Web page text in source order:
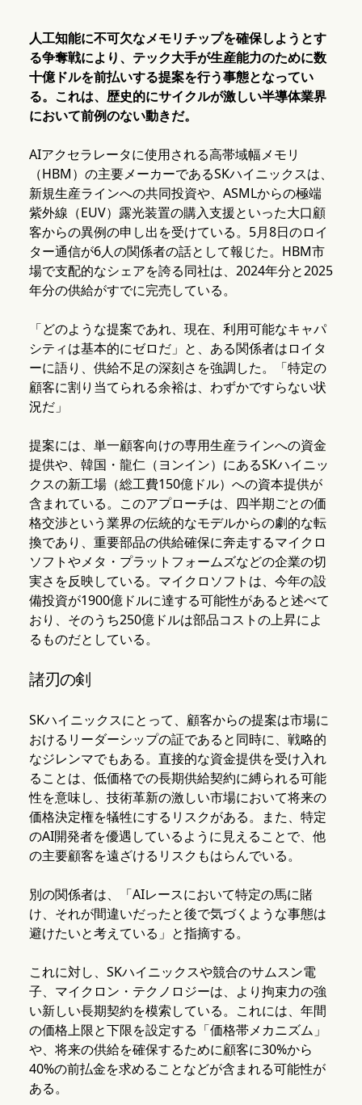
人工知能に不可欠なメモリチップを確保しようとす
る争奪戦により、テック大手が生産能力のために数
十億ドルを前払いする提案を行う事態となってい
る。これは、歴史的にサイクルが激しい半導体業界
において前例のない動きだ。
AIアクセラレータに使用される高帯域幅メモリ
（HBM）の主要メーカーであるSKハイニックスは、
新規生産ラインへの共同投資や、ASMLからの極端
紫外線（EUV）露光装置の購入支援といった大口顧
客からの異例の申し出を受けている。5月8日のロイ
ター通信が6人の関係者の話として報じた。HBM市
場で支配的なシェアを誇る同社は、2024年分と2025
年分の供給がすでに完売している。
「どのような提案であれ、現在、利用可能なキャパ
シティは基本的にゼロだ」と、ある関係者はロイタ
ーに語り、供給不足の深刻さを強調した。「特定の
顧客に割り当てられる余裕は、わずかですらない状
況だ」
提案には、単一顧客向けの専用生産ラインへの資金
提供や、韓国・龍仁（ヨンイン）にあるSKハイニッ
クスの新工場（総工費150億ドル）への資本提供が
含まれている。このアプローチは、四半期ごとの価
格交渉という業界の伝統的なモデルからの劇的な転
換であり、重要部品の供給確保に奔走するマイクロ
ソフトやメタ・プラットフォームズなどの企業の切
実さを反映している。マイクロソフトは、今年の設
備投資が1900億ドルに達する可能性があると述べて
おり、そのうち250億ドルは部品コストの上昇によ
るものだとしている。
諸刃の剣
SKハイニックスにとって、顧客からの提案は市場に
おけるリーダーシップの証であると同時に、戦略的
なジレンマでもある。直接的な資金提供を受け入れ
ることは、低価格での長期供給契約に縛られる可能
性を意味し、技術革新の激しい市場において将来の
価格決定権を犠牲にするリスクがある。また、特定
のAI開発者を優遇しているように見えることで、他
の主要顧客を遠ざけるリスクもはらんでいる。
別の関係者は、「AIレースにおいて特定の馬に賭
け、それが間違いだったと後で気づくような事態は
避けたいと考えている」と指摘する。
これに対し、SKハイニックスや競合のサムスン電
子、マイクロン・テクノロジーは、より拘束力の強
い新しい長期契約を模索している。これには、年間
の価格上限と下限を設定する「価格帯メカニズム」
や、将来の供給を確保するために顧客に30%から
40%の前払金を求めることなどが含まれる可能性が
ある。